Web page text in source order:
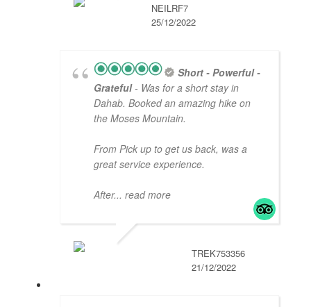
NEILRF7
25/12/2022
Short - Powerful -
Grateful- Was for a short stay in
Dahab. Booked an amazing hike on
the Moses Mountain.
From Pick up to get us back, was a
great service experience.
After... read more
TREK753356
21/12/2022